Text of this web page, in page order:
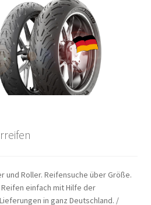
Roller. Reifensuche über Größe.
einfach mit Hilfe der
in ganz Deutschland. /